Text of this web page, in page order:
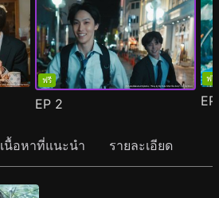
ฟรี
EP 2
ฟรี
เนื้อหาที่แนะนำ รายละเอียด